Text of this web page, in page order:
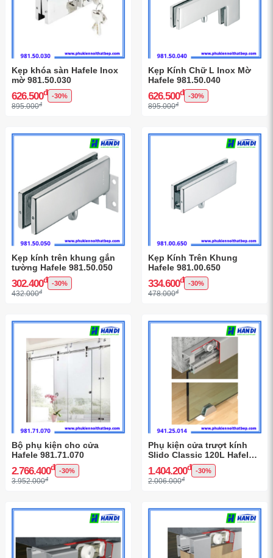
Kẹp khóa sàn Hafele Inox
mờ 981.50.030
626.500đ -30%
895.000đ
Kẹp Kính Chữ L Inox Mờ
Hafele 981.50.040
626.500đ -30%
895.000đ
Kẹp kính trên khung gắn
tường Hafele 981.50.050
302.400đ -30%
432.000đ
Kẹp Kính Trên Khung
Hafele 981.00.650
334.600đ -30%
478.000đ
Bộ phụ kiện cho cửa
Hafele 981.71.070
2.766.400đ -30%
3.952.000đ
Phụ kiện cửa trượt kính
Slido Classic 120L Hafele
941.25.014
1.404.200đ -30%
2.006.000đ